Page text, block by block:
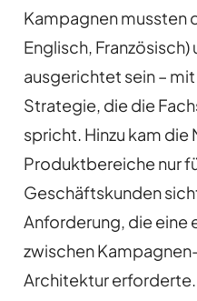
Kampagnen mussten
Englisch,
ausgerichtet sein –
Strategie, die die
spricht. Hinzu kam
Produktbereiche nur
Geschäftskunden
Anforderung, die eine
zwischen
Architektur erforderte.